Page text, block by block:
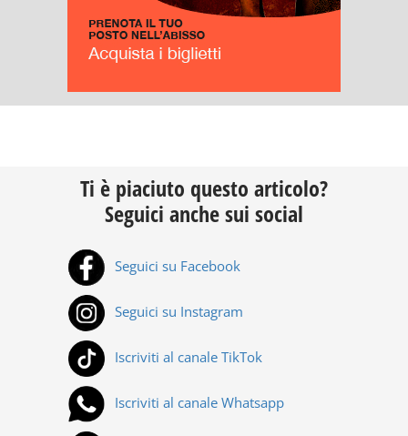
Ti è piaciuto questo articolo?
Seguici anche sui social
Seguici su Facebook
Seguici su Instagram
Iscriviti al canale TikTok
Iscriviti al canale Whatsapp